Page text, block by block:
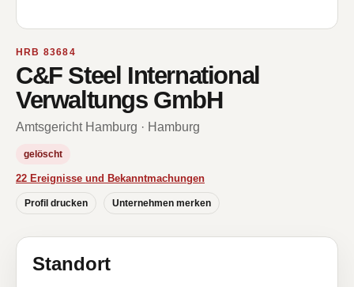
HRB 83684
C&F Steel International
Verwaltungs GmbH
Amtsgericht Hamburg · Hamburg
gelöscht
22 Ereignisse und Bekanntmachungen
Profil drucken Unternehmen merken
Standort